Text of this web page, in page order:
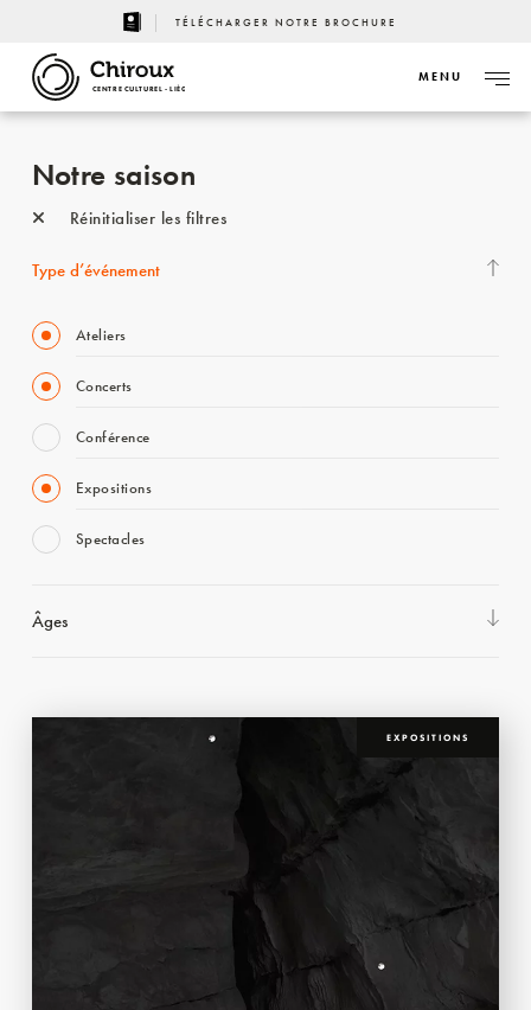
TÉLÉCHARGER NOTRE BROCHURE
CENTRE CULTUREL - LIÈGE
MENU
Notre saison
Réinitialiser les filtres
Type d’événement
Ateliers
Concerts
Conférence
Expositions
Spectacles
Âges
EXPOSITIONS